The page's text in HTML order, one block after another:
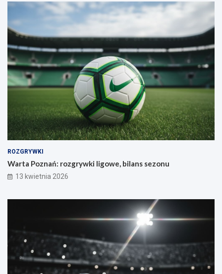
ROZGRYWKI
Warta Poznań: rozgrywki ligowe, bilans sezonu
13 kwietnia 2026